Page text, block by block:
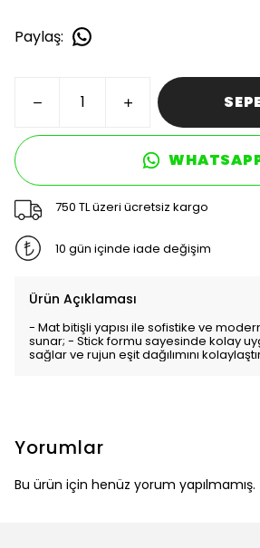
Paylaş:
750 TL üzeri ücretsiz kargo
10 gün içinde iade değişim
Ürün Açıklaması
- Mat bitişli yapısı ile sofistike ve
sunar; - Stick formu sayesinde kolay
sağlar ve rujun eşit dağılımını
Yorumlar
Bu ürün için henüz yorum yapılmamış.